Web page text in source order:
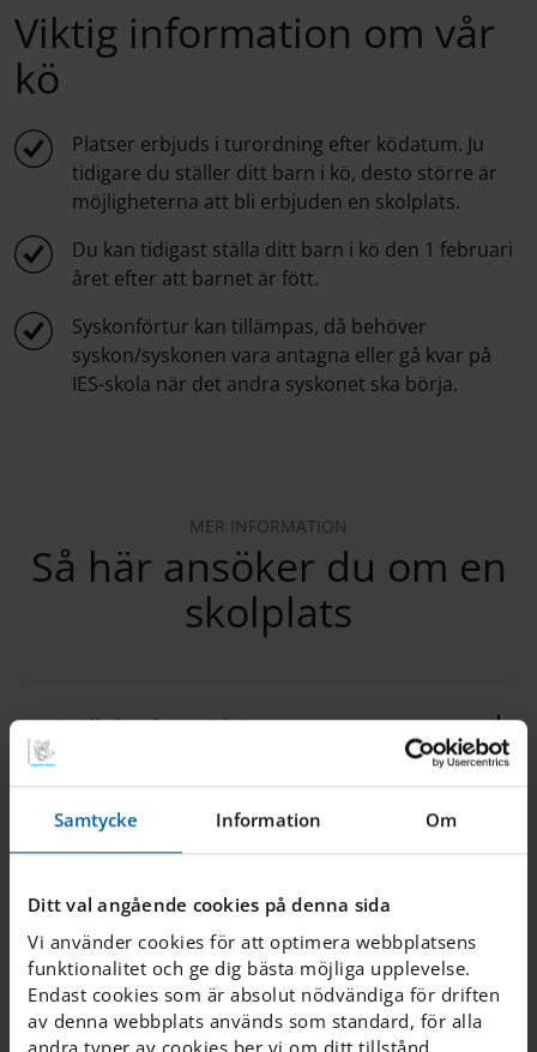
Samtycke Information Om
Ditt val angående cookies på denna sida
Vi använder cookies för att optimera webbplatsens
funktionalitet och ge dig bästa möjliga upplevelse.
Endast cookies som är absolut nödvändiga för driften
av denna webbplats används som standard, för alla
andra typer av cookies ber vi om ditt tillstånd.
Viktig information om vår
kö
Platser erbjuds i turordning efter ködatum. Ju
tidigare du ställer ditt barn i kö, desto större är
möjligheterna att bli erbjuden en skolplats.
Du kan tidigast ställa ditt barn i kö den 1 februari
året efter att barnet är fött.
Syskonförtur kan tillämpas, då behöver
syskon/syskonen vara antagna eller gå kvar på
IES-skola när det andra syskonet ska börja.
MER INFORMATION
Så här ansöker du om en
skolplats
1. Ställ ditt barn i kö
2. Bekräfta din e-post
3. Lägg till följande uppgifter
4. Bekräftelse om skapad köplats